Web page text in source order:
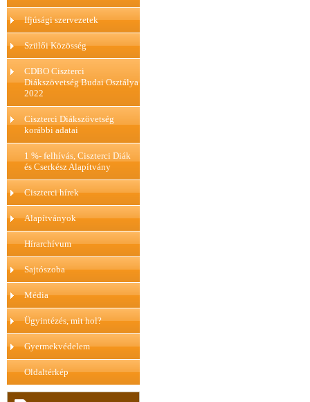
Ifjúsági szervezetek
Szülői Közösség
CDBO Ciszterci
Diákszövetség Budai Osztálya
2022
Ciszterci Diákszövetség
korábbi adatai
1 %- felhívás, Ciszterci Diák
és Cserkész Alapítvány
Ciszterci hírek
Alapítványok
Hírarchívum
Sajtószoba
Média
Ügyintézés, mit hol?
Gyermekvédelem
Oldaltérkép